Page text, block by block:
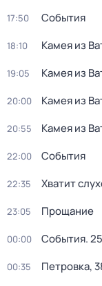
17:50 События
18:10 Камея из
19:05 Камея из
20:00 Камея из
20:55 Камея из
22:00 События
22:35 Хватит
23:05 Прощание
00:00 События.
00:35 Петровка,